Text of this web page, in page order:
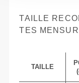
TAILLE
TES
TAILLE